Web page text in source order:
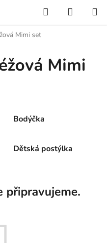
Hledat
KOŠÍK
Mimi set
Mimi
Bodýčka
Dětská postýlka
připravujeme.